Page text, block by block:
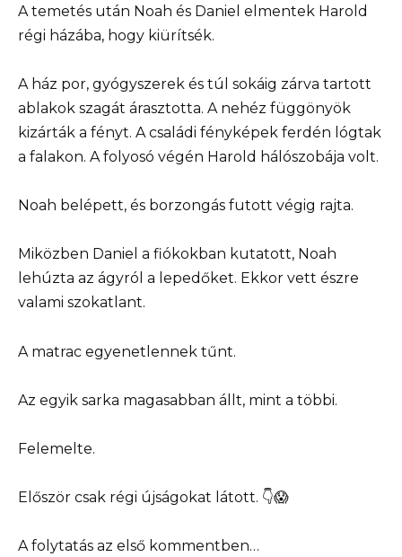
A temetés után Noah és Daniel elmentek Harold
régi házába, hogy kiürítsék.
A ház por, gyógyszerek és túl sokáig zárva tartott
ablakok szagát árasztotta. A nehéz függönyök
kizárták a fényt. A családi fényképek ferdén lógtak
a falakon. A folyosó végén Harold hálószobája volt.
Noah belépett, és borzongás futott végig rajta.
Miközben Daniel a fiókokban kutatott, Noah
lehúzta az ágyról a lepedőket. Ekkor vett észre
valami szokatlant.
A matrac egyenetlennek tűnt.
Az egyik sarka magasabban állt, mint a többi.
Felemelte.
Először csak régi újságokat látott. 👇😱
A folytatás az első kommentben…